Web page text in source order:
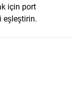
için port
eşleştirin.